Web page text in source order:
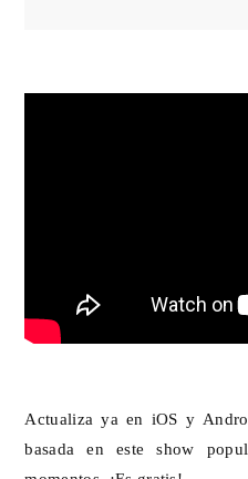
Actualiza ya en iOS y
basada en este show